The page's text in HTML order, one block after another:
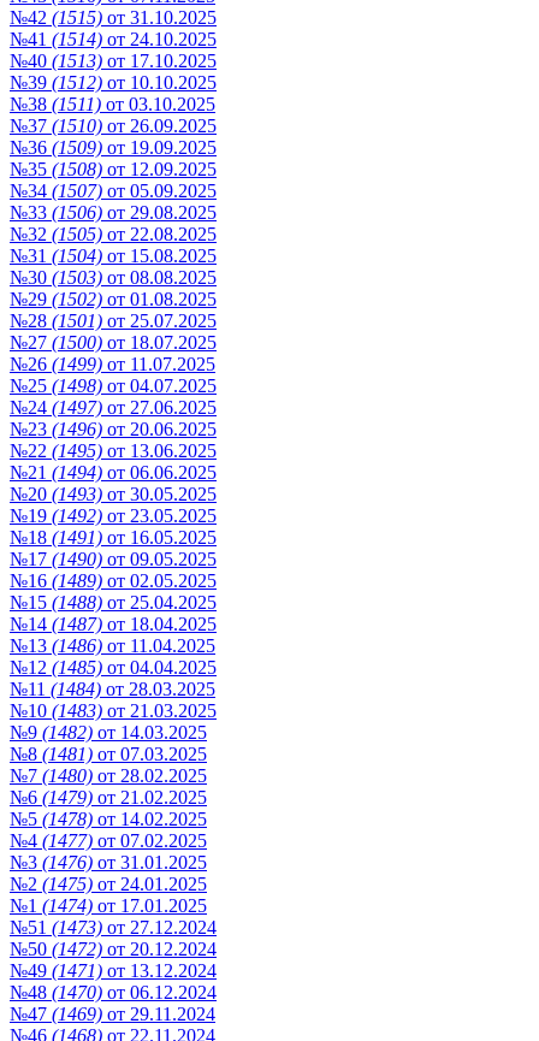
№42 (1515) от 31.10.2025
№41 (1514) от 24.10.2025
№40 (1513) от 17.10.2025
№39 (1512) от 10.10.2025
№38 (1511) от 03.10.2025
№37 (1510) от 26.09.2025
№36 (1509) от 19.09.2025
№35 (1508) от 12.09.2025
№34 (1507) от 05.09.2025
№33 (1506) от 29.08.2025
№32 (1505) от 22.08.2025
№31 (1504) от 15.08.2025
№30 (1503) от 08.08.2025
№29 (1502) от 01.08.2025
№28 (1501) от 25.07.2025
№27 (1500) от 18.07.2025
№26 (1499) от 11.07.2025
№25 (1498) от 04.07.2025
№24 (1497) от 27.06.2025
№23 (1496) от 20.06.2025
№22 (1495) от 13.06.2025
№21 (1494) от 06.06.2025
№20 (1493) от 30.05.2025
№19 (1492) от 23.05.2025
№18 (1491) от 16.05.2025
№17 (1490) от 09.05.2025
№16 (1489) от 02.05.2025
№15 (1488) от 25.04.2025
№14 (1487) от 18.04.2025
№13 (1486) от 11.04.2025
№12 (1485) от 04.04.2025
№11 (1484) от 28.03.2025
№10 (1483) от 21.03.2025
№9 (1482) от 14.03.2025
№8 (1481) от 07.03.2025
№7 (1480) от 28.02.2025
№6 (1479) от 21.02.2025
№5 (1478) от 14.02.2025
№4 (1477) от 07.02.2025
№3 (1476) от 31.01.2025
№2 (1475) от 24.01.2025
№1 (1474) от 17.01.2025
№51 (1473) от 27.12.2024
№50 (1472) от 20.12.2024
№49 (1471) от 13.12.2024
№48 (1470) от 06.12.2024
№47 (1469) от 29.11.2024
№46 (1468) от 22.11.2024